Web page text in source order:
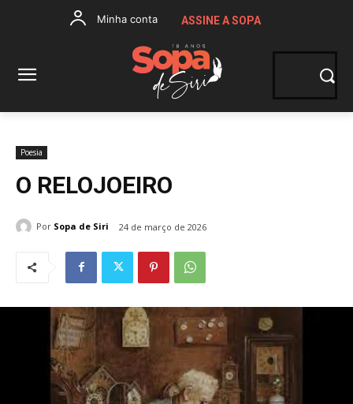
Minha conta ASSINE A SOPA
Poesia
O RELOJOEIRO
Por Sopa de Siri 24 de março de 2026